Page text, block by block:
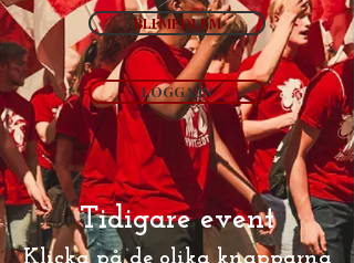
BLI MEDLEM
LOGGA IN
Tidigare event
Klicka på de olika knapparna